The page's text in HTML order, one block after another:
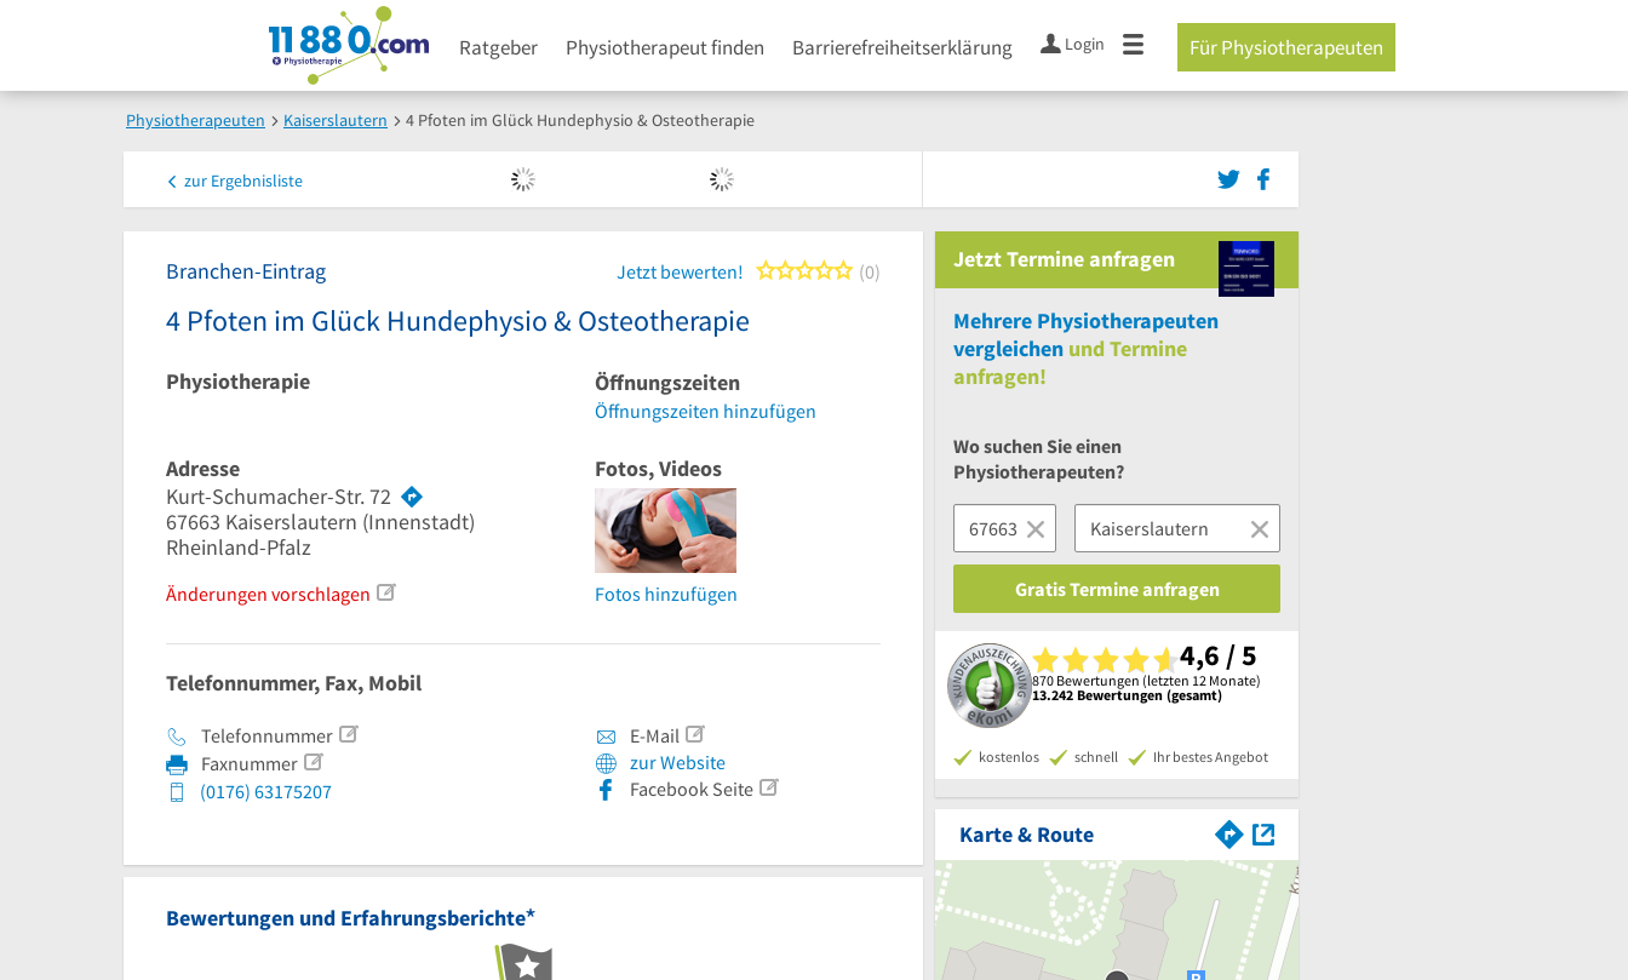
Ratgeber Physiotherapeut finden Barrierefreiheitserklärung Login Für Physiotherapeuten
Physiotherapeuten Kaiserslautern 4 Pfoten im Glück Hundephysio & Osteotherapie
zur Ergebnisliste
Branchen-Eintrag Jetzt bewerten! 0 von 5 Sternen
0
4 Pfoten im Glück Hundephysio & Osteotherapie
Physiotherapie Öffnungszeiten
Öffnungszeiten hinzufügen
Adresse
Kurt-Schumacher-Str. 72
67663 Kaiserslautern (Innenstadt)
Rheinland-Pfalz
Änderungen vorschlagen
Fotos, Videos
Fotos hinzufügen
Telefonnummer, Fax, Mobil
Telefonnummer
Faxnummer
(0176) 63175207
E-Mail
zur Website
Facebook Seite
Bewertungen und Erfahrungsberichte*
JetztTermine anfragen
Mehrere Physiotherapeuten
vergleichen undTermine
anfragen!
Wo suchen Sie einen
Physiotherapeuten?
Gratis Termine anfragen
4,6 / 5
870 Bewertungen (letzten 12 Monate)
13.242 Bewertungen (gesamt)
kostenlos schnell Ihr bestes Angebot
Karte & Route